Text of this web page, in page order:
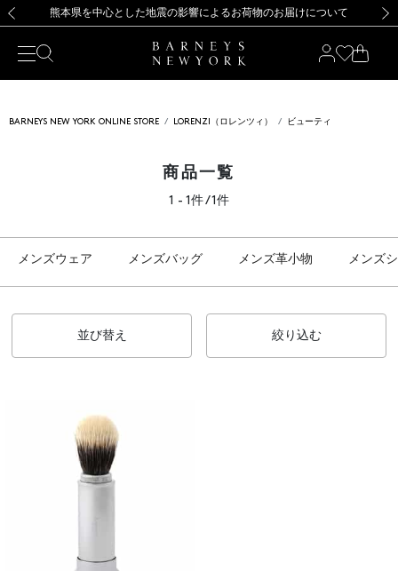
新規登録のお客様も対象！＜MY BARNEYS＞会員のお客様は11,000円（税込）以上のお買上げで常時送料無料！お買い物の際は会員登録を！
【夏季休業に伴う返品・交換承り一時停止のお知らせ】（2026.8.5）
熊本県を中心とした地震の影響によるお荷物のお届けについて
【開催中】SUMMER SALEのご案内・ご注意事項 新規登録のお客様も対象！＜MY BARNEYS＞会員のお客様は11,000円（税込）以上のお買上げで常時送料無料！お買い物の際は会員登録を！
【夏季休業に伴う返品・交換承り一時停止のお知らせ】（2026.8.5）
BARNEYS NEW YORK ONLINE STORE LORENZI（ロレンツィ） ビューティ
商品一覧
1 - 1件 / 1件
メンズウェア メンズバッグ メンズ革小物 メンズ
並び替え 絞り込む